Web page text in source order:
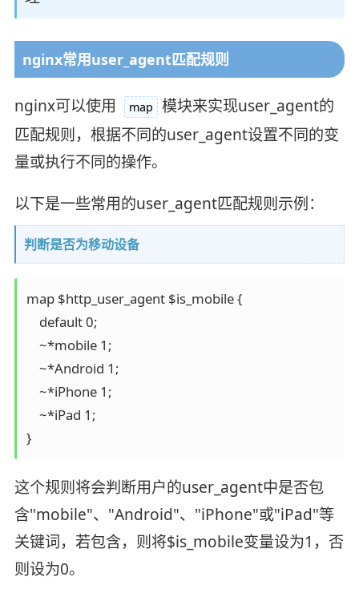
nginx常用user_agent匹配规则
nginx可以使用 map
模块来实现user_agent的
匹配规则，根据不同的user_agent设置不同的变
量或执行不同的操作。
以下是一些常用的user_agent匹配规则示例：
判断是否为移动设备
map $http_user_agent $is_mobile {
    default 0;
    ~*mobile 1;
    ~*Android 1;
    ~*iPhone 1;
    ~*iPad 1;
}
这个规则将会判断用户的user_agent中是否包
含"mobile"、"Android"、"iPhone"或"iPad"等
关键词，若包含，则将$is_mobile变量设为1，否
则设为0。